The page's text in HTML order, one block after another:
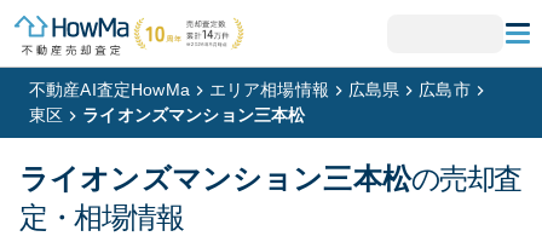
不動産AI査定HowMa エリア相場情報 広島県
広島市
東区
ライオンズマンション三本松
ライオンズマンション三本松の売却査
定・相場情報